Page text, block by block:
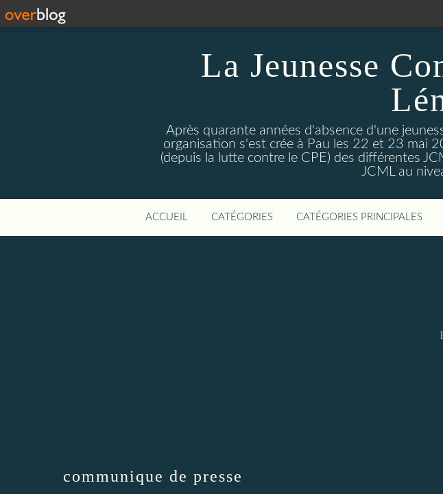
La Jeunesse
Après quarante années d'absence d'une
organisation s'est crée à Pau les 22 et 23 mai
(depuis la lutte contre le CPE) des différentes
JCML au
ACCUEIL CATÉGORIES CATÉGORIES PRINCIPALES
communique de presse